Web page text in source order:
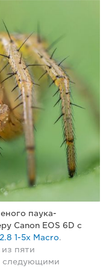
паука-
Canon EOS 6D с
1-5x Macro.
пяти
следующими